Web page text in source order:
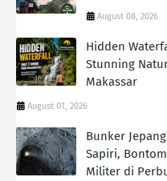
August 08, 2026
Hidden
Stunning
Makassar
August 01, 2026
Bunker
Sapiri,
Militer di